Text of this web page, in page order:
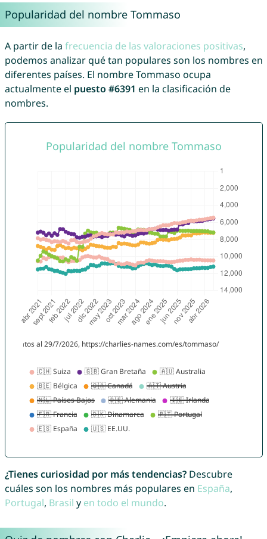
Popularidad del nombre Tommaso
A partir de la frecuencia de las valoraciones positivas,
podemos analizar qué tan populares son los nombres en
diferentes países. El nombre Tommaso ocupa
actualmente el puesto #6391 en la clasificación de
nombres.
¿Tienes curiosidad por más tendencias?Descubre
cuáles son los nombres más populares en España,
Portugal, Brasil y en todo el mundo.